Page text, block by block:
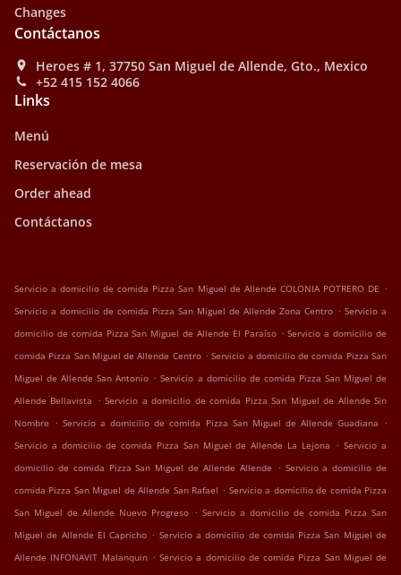
Changes
Contáctanos
Heroes # 1, 37750 San Miguel de Allende, Gto., Mexico
+52 415 152 4066
Links
Menú
Reservación de mesa
Order ahead
Contáctanos
Servicio a domicilio de comida Pizza San Miguel de Allende COLONIA POTRERO DE .
Servicio a domicilio de comida Pizza San Miguel de Allende Zona Centro . Servicio a
domicilio de comida Pizza San Miguel de Allende El Paraíso . Servicio a domicilio de
comida Pizza San Miguel de Allende Centro . Servicio a domicilio de comida Pizza San
Miguel de Allende San Antonio . Servicio a domicilio de comida Pizza San Miguel de
Allende Bellavista . Servicio a domicilio de comida Pizza San Miguel de Allende Sin
Nombre . Servicio a domicilio de comida Pizza San Miguel de Allende Guadiana .
Servicio a domicilio de comida Pizza San Miguel de Allende La Lejona . Servicio a
domicilio de comida Pizza San Miguel de Allende Allende . Servicio a domicilio de
comida Pizza San Miguel de Allende San Rafael . Servicio a domicilio de comida Pizza
San Miguel de Allende Nuevo Progreso . Servicio a domicilio de comida Pizza San
Miguel de Allende El Capricho . Servicio a domicilio de comida Pizza San Miguel de
Allende INFONAVIT Malanquin . Servicio a domicilio de comida Pizza San Miguel de